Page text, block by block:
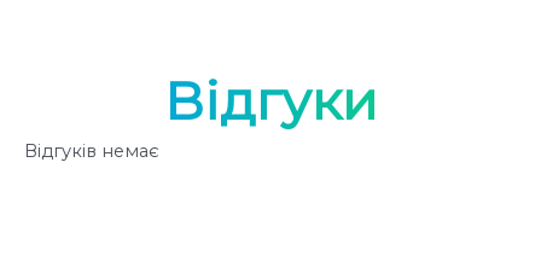
Відгуки
Відгуків немає